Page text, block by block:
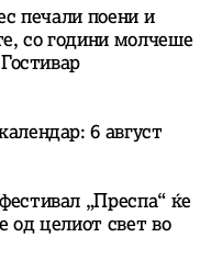
печали поени и
со години молчеше
6 август
„Преспа“ ќе
од целиот свет во